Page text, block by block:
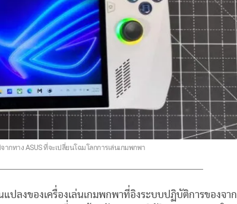
ากทาง ASUS ที่จะเปลี่ยนโฉมโลกการเล่นเกมพกพา
แปลงของเครื่องเล่นเกมพกพาที่อิงระบบปฏิบัติการของจาก